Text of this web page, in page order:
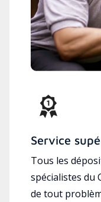
Service
Tous les
spécialistes du
de tout